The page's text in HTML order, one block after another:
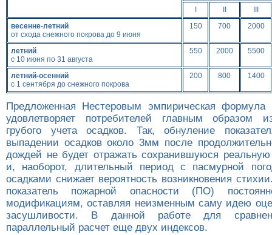
I
II
III
весенне-летний
от схода снежного покрова до 9 июня
150 700 2000
летний
с 10 июня по 31 августа
550 2000 5500
летний-осенний
с 1 сентября до снежного покрова
200 800 1400
Предложенная Нестеровым эмпирическая
удовлетворяет потребителей главным образом
грубого учета осадков. Так, обнуление
выпадении осадков около 3мм после
дождей не будет отражать сохранившуюся реальную
и, наоборот, длительный период с пасмурной
осадками снижает вероятность возникновения
показатель пожарной опасности (ПО)
модификациям, оставляя неизменным саму идею
засушливости. В данной работе для
параллельный расчет еще двух индексов.